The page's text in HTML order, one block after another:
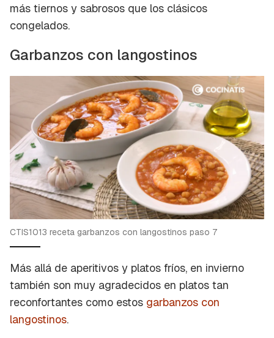
más tiernos y sabrosos que los clásicos
congelados.
Garbanzos con langostinos
CTIS1013 receta garbanzos con langostinos paso 7
Más allá de aperitivos y platos fríos, en invierno
también son muy agradecidos en platos tan
reconfortantes como estos garbanzos con
langostinos.